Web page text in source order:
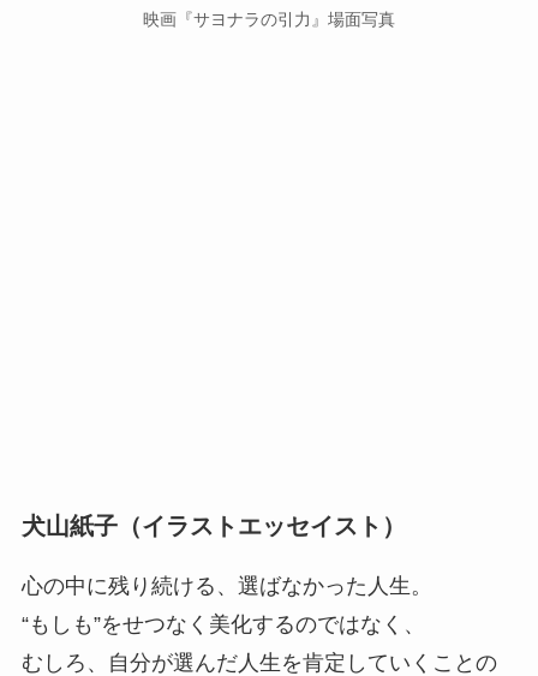
映画『サヨナラの引力』場面写真
犬山紙子（イラストエッセイスト）
心の中に残り続ける、選ばなかった人生。
“もしも”をせつなく美化するのではなく、
むしろ、自分が選んだ人生を肯定していくことの